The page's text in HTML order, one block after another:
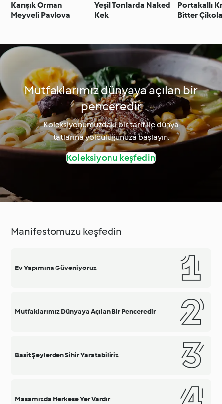
Karışık Orman
Meyveli Pavlova
Yeşil Tonlarda Naked
Kek
Portakallı
Bitter
Mutfaklarımız dünyaya açılan bir
penceredir
Koleksiyonumuzdaki bir tarif ile dünya
tatlarına yolculuğunuza başlayın.
Koleksiyonu keşfedin
Manifestomuzu keşfedin
Ev Yapımına Güveniyoruz
Mutfaklarımız Dünyaya Açılan Bir Penceredir
Basit Şeylerden Sihir Yaratabiliriz
Masamızda Herkese Yer Vardır